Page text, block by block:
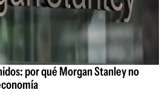
por qué Morgan Stanley no